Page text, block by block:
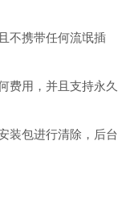
不携带任何流氓插
费用，并且支持永久
装包进行清除，后台